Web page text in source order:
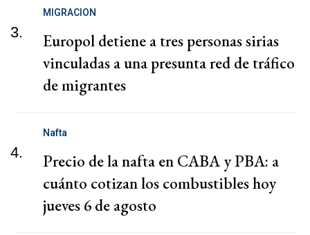
3.
MIGRACION
Europol detiene a tres personas sirias
vinculadas a una presunta red de tráfico
de migrantes
4.
Nafta
Precio de la nafta en CABA y PBA: a
cuánto cotizan los combustibles hoy
jueves 6 de agosto